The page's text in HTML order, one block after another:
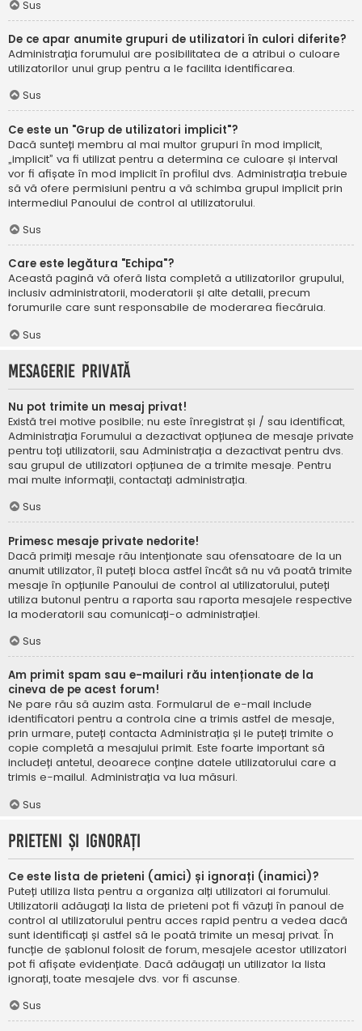
Sus
De ce apar anumite grupuri de utilizatori în culori diferite?
Administrația forumului are posibilitatea de a atribui o culoare
utilizatorilor unui grup pentru a le facilita identificarea.
Sus
Ce este un "Grup de utilizatori implicit"?
Dacă sunteți membru al mai multor grupuri în mod implicit,
„implicit” va fi utilizat pentru a determina ce culoare și interval
vor fi afișate în mod implicit în profilul dvs. Administrația trebuie
să vă ofere permisiuni pentru a vă schimba grupul implicit prin
intermediul Panoului de control al utilizatorului.
Sus
Care este legătura "Echipa"?
Această pagină vă oferă lista completă a utilizatorilor grupului,
inclusiv administratorii, moderatorii și alte detalii, precum
forumurile care sunt responsabile de moderarea fiecăruia.
Sus
Mesagerie privată
Nu pot trimite un mesaj privat!
Există trei motive posibile; nu este înregistrat și / sau identificat,
Administrația Forumului a dezactivat opțiunea de mesaje private
pentru toți utilizatorii, sau Administrația a dezactivat pentru dvs.
sau grupul de utilizatori opțiunea de a trimite mesaje. Pentru
mai multe informații, contactați administrația.
Sus
Primesc mesaje private nedorite!
Dacă primiți mesaje rău intenționate sau ofensatoare de la un
anumit utilizator, îl puteți bloca astfel încât să nu vă poată trimite
mesaje în opțiunile Panoului de control al utilizatorului, puteți
utiliza butonul pentru a raporta sau raporta mesajele respective
la moderatorii sau comunicați-o administrației.
Sus
Am primit spam sau e-mailuri rău intenționate de la
cineva de pe acest forum!
Ne pare rău să auzim asta. Formularul de e-mail include
identificatori pentru a controla cine a trimis astfel de mesaje,
prin urmare, puteți contacta Administrația și le puteți trimite o
copie completă a mesajului primit. Este foarte important să
includeți antetul, deoarece conține datele utilizatorului care a
trimis e-mailul. Administrația va lua măsuri.
Sus
Prieteni și ignorați
Ce este lista de prieteni (amici) și ignorați (inamici)?
Puteți utiliza lista pentru a organiza alți utilizatori ai forumului.
Utilizatorii adăugați la lista de prieteni pot fi văzuți în panoul de
control al utilizatorului pentru acces rapid pentru a vedea dacă
sunt identificați și astfel să le poată trimite un mesaj privat. În
funcție de șablonul folosit de forum, mesajele acestor utilizatori
pot fi afișate evidențiate. Dacă adăugați un utilizator la lista
ignorați, toate mesajele dvs. vor fi ascunse.
Sus